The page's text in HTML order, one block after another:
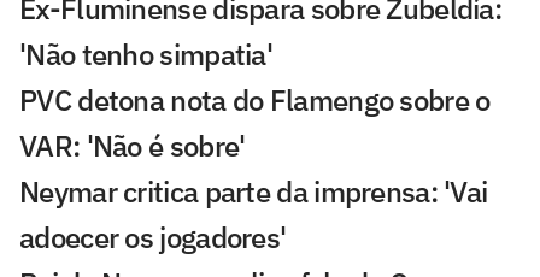
Ex-Fluminense dispara sobre Zubeldía:
'Não tenho simpatia'
PVC detona nota do Flamengo sobre o
VAR: 'Não é sobre'
Neymar critica parte da imprensa: 'Vai
adoecer os jogadores'